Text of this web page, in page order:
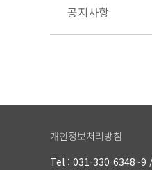
공지사항
개인정보처리방침
Tel : 031-330-6348~9